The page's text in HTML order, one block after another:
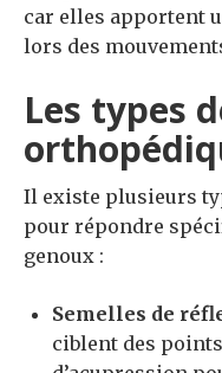
car elles apportent
lors des
Les types
Il existe plusieurs
pour répondre
genoux :
Semelles de
ciblent des